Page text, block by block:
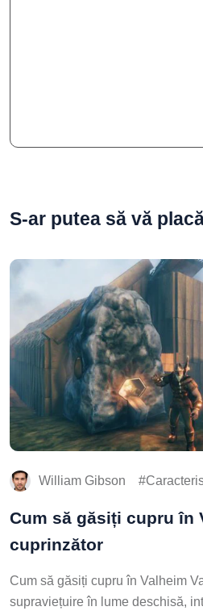
S-ar putea să vă
William Gibson
Cum să găsiți cupru în
cuprinzător
Cum să găsiți cupru în Valheim
supraviețuire în lume deschisă,